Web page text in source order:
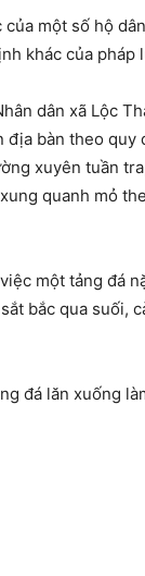
một số hộ
khác của pháp
dân xã Lộc
địa bàn theo
xuyên tuần
quanh mỏ
một tảng đá
bắc qua suối,
đá lăn xuống